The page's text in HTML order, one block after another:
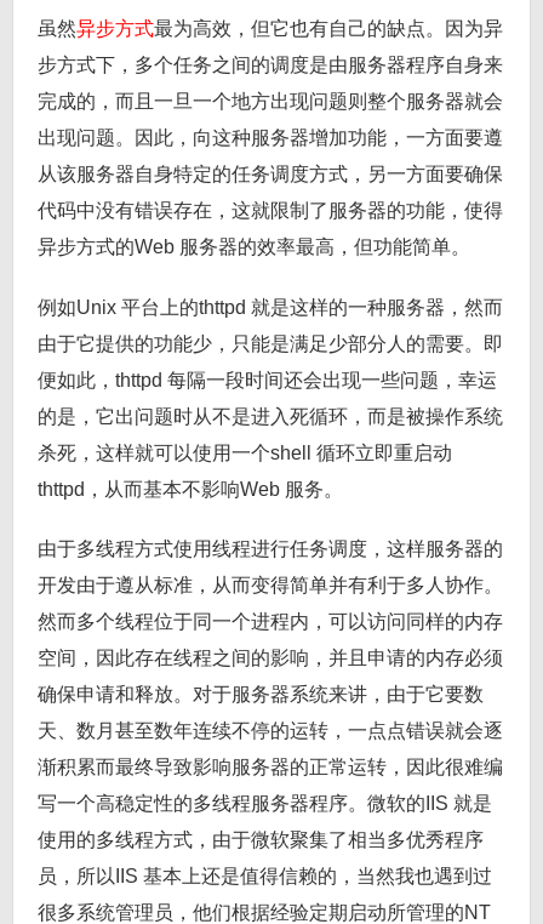
虽然异步方式最为高效，但它也有自己的缺点。因为异
步方式下，多个任务之间的调度是由服务器程序自身来
完成的，而且一旦一个地方出现问题则整个服务器就会
出现问题。因此，向这种服务器增加功能，一方面要遵
从该服务器自身特定的任务调度方式，另一方面要确保
代码中没有错误存在，这就限制了服务器的功能，使得
异步方式的Web 服务器的效率最高，但功能简单。
例如Unix 平台上的thttpd 就是这样的一种服务器，然而
由于它提供的功能少，只能是满足少部分人的需要。即
便如此，thttpd 每隔一段时间还会出现一些问题，幸运
的是，它出问题时从不是进入死循环，而是被操作系统
杀死，这样就可以使用一个shell 循环立即重启动
thttpd，从而基本不影响Web 服务。
由于多线程方式使用线程进行任务调度，这样服务器的
开发由于遵从标准，从而变得简单并有利于多人协作。
然而多个线程位于同一个进程内，可以访问同样的内存
空间，因此存在线程之间的影响，并且申请的内存必须
确保申请和释放。对于服务器系统来讲，由于它要数
天、数月甚至数年连续不停的运转，一点点错误就会逐
渐积累而最终导致影响服务器的正常运转，因此很难编
写一个高稳定性的多线程服务器程序。微软的IIS 就是
使用的多线程方式，由于微软聚集了相当多优秀程序
员，所以IIS 基本上还是值得信赖的，当然我也遇到过
很多系统管理员，他们根据经验定期启动所管理的NT